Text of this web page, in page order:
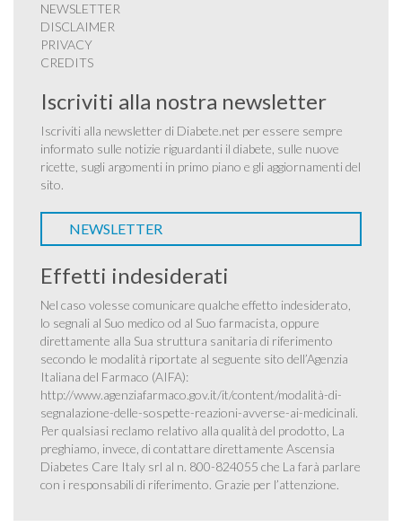
NEWSLETTER
DISCLAIMER
PRIVACY
CREDITS
Iscriviti alla nostra newsletter
Iscriviti alla newsletter di Diabete.net per essere sempre
informato sulle notizie riguardanti il diabete, sulle nuove
ricette, sugli argomenti in primo piano e gli aggiornamenti del
sito.
NEWSLETTER
Effetti indesiderati
Nel caso volesse comunicare qualche effetto indesiderato,
lo segnali al Suo medico od al Suo farmacista, oppure
direttamente alla Sua struttura sanitaria di riferimento
secondo le modalità riportate al seguente sito dell’Agenzia
Italiana del Farmaco (AIFA):
http://www.agenziafarmaco.gov.it/it/content/modalità-di-
segnalazione-delle-sospette-reazioni-avverse-ai-medicinali.
Per qualsiasi reclamo relativo alla qualità del prodotto, La
preghiamo, invece, di contattare direttamente Ascensia
Diabetes Care Italy srl al n. 800-824055 che La farà parlare
con i responsabili di riferimento. Grazie per l’attenzione.